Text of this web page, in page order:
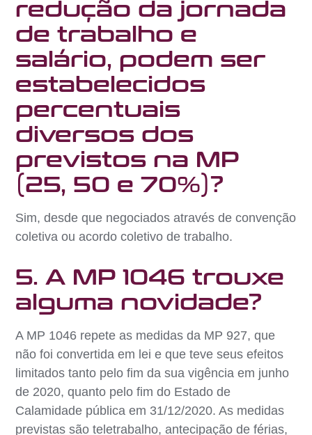
redução da jornada
de trabalho e
salário, podem ser
estabelecidos
percentuais
diversos dos
previstos na MP
(25, 50 e 70%)?
Sim, desde que negociados através de convenção
coletiva ou acordo coletivo de trabalho.
5. A MP 1046 trouxe
alguma novidade?
A MP 1046 repete as medidas da MP 927, que
não foi convertida em lei e que teve seus efeitos
limitados tanto pelo fim da sua vigência em junho
de 2020, quanto pelo fim do Estado de
Calamidade pública em 31/12/2020. As medidas
previstas são teletrabalho, antecipação de férias,